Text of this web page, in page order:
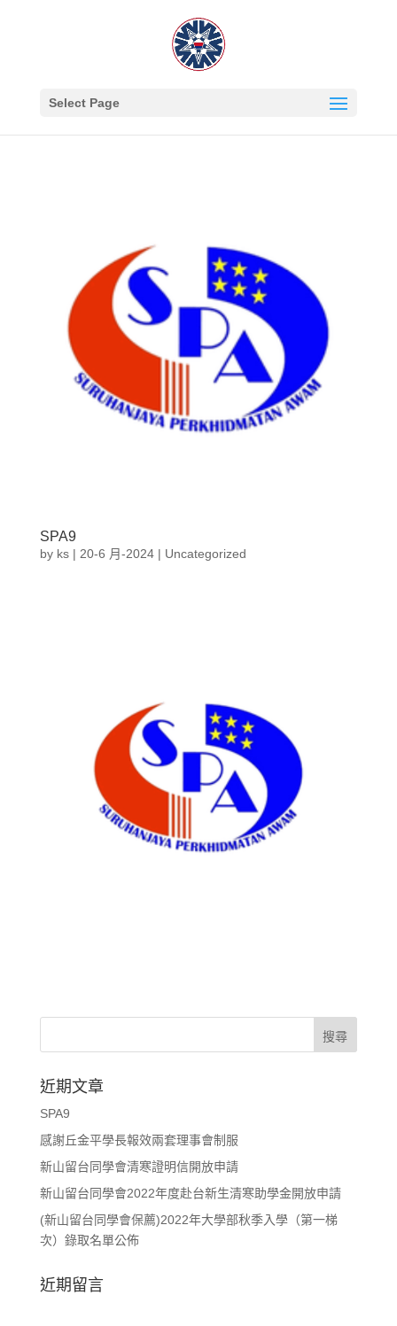
Select Page
SPA9
by ks| 20-6 月-2024| Uncategorized
近期文章
SPA9
感謝丘金平學長報效兩套理事會制服
新山留台同學會清寒證明信開放申請
新山留台同學會2022年度赴台新生清寒助學金開放申請
(新山留台同學會保薦)2022年大學部秋季入學（第一梯
次）錄取名單公佈
近期留言